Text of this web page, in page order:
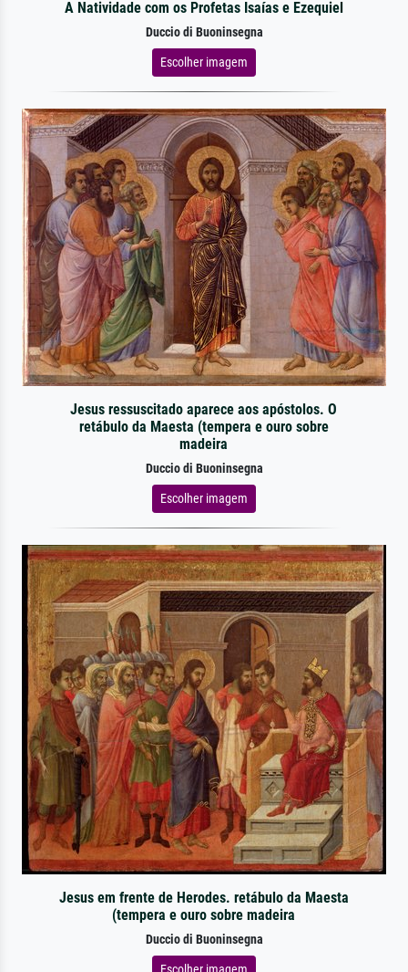
A Natividade com os Profetas Isaías e Ezequiel
Duccio di Buoninsegna
Escolher imagem
Jesus ressuscitado aparece aos apóstolos. O
retábulo da Maesta (tempera e ouro sobre
madeira
Duccio di Buoninsegna
Escolher imagem
Jesus em frente de Herodes. retábulo da Maesta
(tempera e ouro sobre madeira
Duccio di Buoninsegna